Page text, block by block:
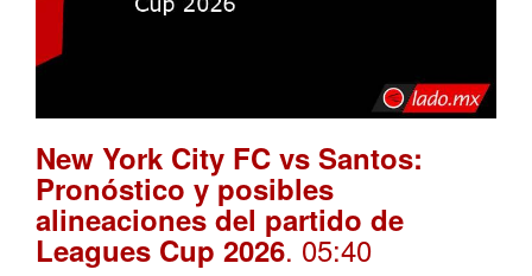
New York City FC vs Santos:
Pronóstico y posibles
alineaciones del partido de
Leagues Cup 2026. 05:40